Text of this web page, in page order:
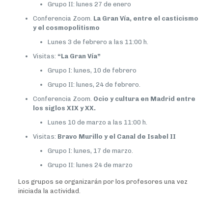
Grupo II: lunes 27 de enero
Conferencia Zoom. La Gran Vía, entre el casticismo
y el cosmopolitismo
Lunes 3 de febrero a las 11:00 h.
Visitas: “La Gran Vía”
Grupo I: lunes, 10 de febrero
Grupo II: lunes, 24 de febrero.
Conferencia Zoom. Ocio y cultura en Madrid entre
los siglos XIX y XX.
Lunes 10 de marzo a las 11:00 h.
Visitas: Bravo Murillo y el Canal de Isabel II
Grupo I: lunes, 17 de marzo.
Grupo II: lunes 24 de marzo
Los grupos se organizarán por los profesores una vez
iniciada la actividad.